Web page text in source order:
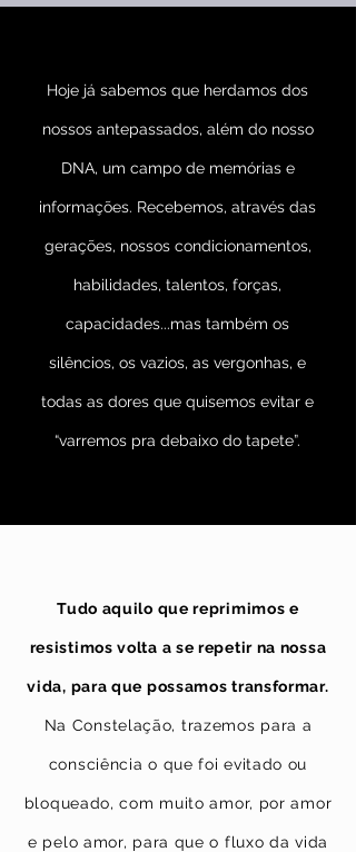
Hoje já sabemos que herdamos dos
nossos antepassados, além do nosso
DNA, um campo de memórias e
informações. Recebemos, através das
gerações, nossos condicionamentos,
habilidades, talentos, forças,
capacidades...mas também os
silêncios, os vazios, as vergonhas, e
todas as dores que quisemos evitar e
“varremos pra debaixo do tapete”.
Tudo aquilo que reprimimos e
resistimos volta a se repetir na nossa
vida, para que possamos transformar.
Na Constelação, trazemos para a
consciência o que foi evitado ou
bloqueado, com muito amor, por amor
e pelo amor, para que o fluxo da vida